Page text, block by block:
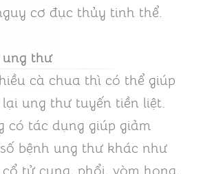
cơ đục thủy tinh thể.
ung thư
cà chua thì có thể giúp
ung thư tuyến tiền liệt.
có tác dụng giúp giảm
bệnh ung thư khác như